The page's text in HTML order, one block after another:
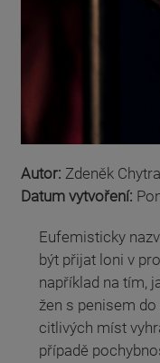
Autor: Zdeněk Chytra
Datum vytvoření:
Eufemisticky
být přijat loni v
například na tím,
žen s penisem
citlivých míst
případě